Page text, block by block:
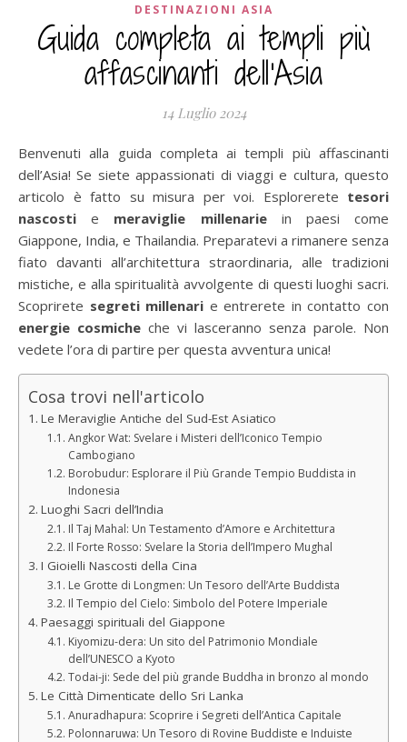
DESTINAZIONI ASIA
Guida completa ai templi più
affascinanti dell'Asia
14 Luglio 2024
Benvenuti alla guida completa ai templi più affascinanti
dell’Asia! Se siete appassionati di viaggi e cultura, questo
articolo è fatto su misura per voi. Esplorerete tesori
nascosti e meraviglie millenariein paesi come
Giappone, India, e Thailandia. Preparatevi a rimanere senza
fiato davanti all’architettura straordinaria, alle tradizioni
mistiche, e alla spiritualità avvolgente di questi luoghi sacri.
Scoprirete segreti millenari e entrerete in contatto con
energie cosmiche che vi lasceranno senza parole. Non
vedete l’ora di partire per questa avventura unica!
Cosa trovi nell'articolo
Le Meraviglie Antiche del Sud-Est Asiatico
Angkor Wat: Svelare i Misteri dell’Iconico Tempio
Cambogiano
Borobudur: Esplorare il Più Grande Tempio Buddista in
Indonesia
Luoghi Sacri dell’India
Il Taj Mahal: Un Testamento d’Amore e Architettura
Il Forte Rosso: Svelare la Storia dell’Impero Mughal
I Gioielli Nascosti della Cina
Le Grotte di Longmen: Un Tesoro dell’Arte Buddista
Il Tempio del Cielo: Simbolo del Potere Imperiale
Paesaggi spirituali del Giappone
Kiyomizu-dera: Un sito del Patrimonio Mondiale
dell’UNESCO a Kyoto
Todai-ji: Sede del più grande Buddha in bronzo al mondo
Le Città Dimenticate dello Sri Lanka
Anuradhapura: Scoprire i Segreti dell’Antica Capitale
Polonnaruwa: Un Tesoro di Rovine Buddiste e Induiste